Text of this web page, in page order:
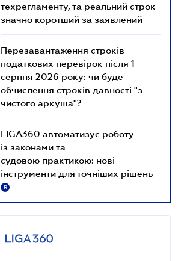
техрегламенту, та реальний строк
значно коротший за заявлений
Перезавантаження строків
податкових перевірок після 1
серпня 2026 року: чи буде
обчислення строків давності "з
чистого аркуша"?
LIGA360 автоматизує роботу
із законами та
судовою практикою: нові
інструменти для точніших рішень
R